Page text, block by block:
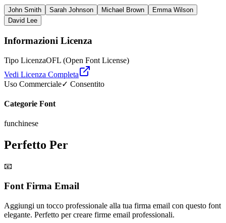
John Smith Sarah Johnson Michael Brown
Emma Wilson
David Lee
Informazioni Licenza
Tipo LicenzaOFL (Open Font License)
Vedi Licenza Completa
Uso Commerciale✓ Consentito
Categorie Font
funchinese
Perfetto Per
📧
Font Firma Email
Aggiungi un tocco professionale alla tua firma email con questo font
elegante. Perfetto per creare firme email professionali.